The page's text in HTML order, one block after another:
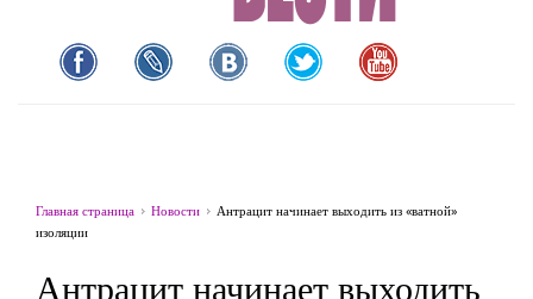
Главная страница Новости
Антрацит начинает выходить из «ватной»
изоляции
Антрацит начинает выходить